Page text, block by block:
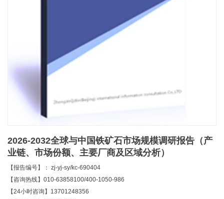
2026-2032全球与中国铁矿石市场规模调研报告（产
业链、市场份额、主要厂商及区域分析）
【报告编号】： zj-yj-sy/kc-690404
【咨询热线】010-63858100/400-1050-986
【24小时咨询】13701248356